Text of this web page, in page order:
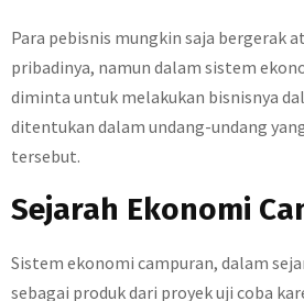
Para pebisnis mungkin saja bergerak
pribadinya, namun dalam sistem
diminta untuk melakukan bisnisnya
ditentukan dalam undang-undang
tersebut.
Sejarah Ekonomi
Sistem ekonomi campuran, dalam
sebagai produk dari proyek uji coba